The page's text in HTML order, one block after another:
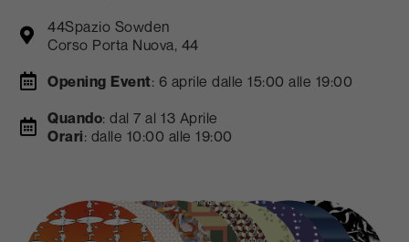
44Spazio Sowden
Corso Porta Nuova, 44
Opening Event: 6 aprile dalle 15:00 alle 19:00
Quando: dal 7 al 13 Aprile
Orari: dalle 10:00 alle 19:00